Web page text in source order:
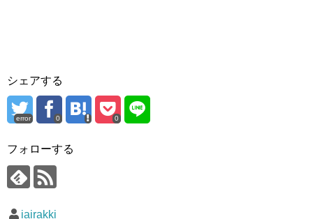
シェアする
error 0 0
フォローする
iairakki